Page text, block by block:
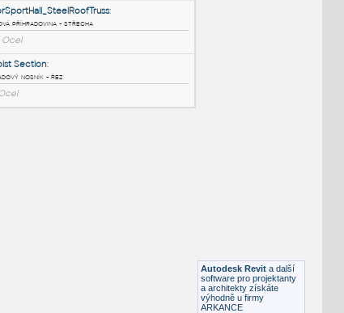
Autodesk Revit a další
software pro projektanty
a architekty získáte
výhodně u firmy
ARKANCE